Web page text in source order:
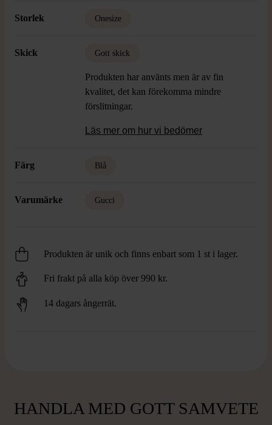
Storlek Onesize
Skick Gott skick
Produkten har använts men är av fin
kvalitet, det kan förekomma mindre
förslitningar.
Läs mer om hur vi bedömer
Färg Blå
Varumärke Gucci
Produkten är unik och finns enbart som 1 st i lager.
Fri frakt på alla köp över 990 kr.
14 dagars ångerrät.
HANDLA MED GOTT SAMVETE